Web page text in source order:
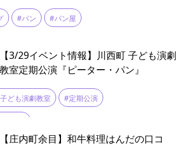
#パン #パン屋
【3/29イベント情報】川西町 子ども演劇
教室定期公演『ピーター・パン』
ども演劇教室 #定期公演
【庄内町余目】和牛料理はんだの口コ